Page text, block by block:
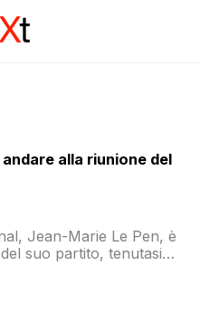
alla riunione del
Jean-Marie Le Pen, è
suo partito, tenutasi
l’accesso al
dei locali sono state